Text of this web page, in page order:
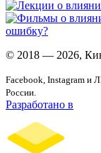
ошибку?
© 2018 — 2026,
Facebook, Instagram и
России.
Разработано в